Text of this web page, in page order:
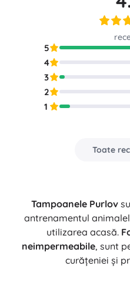
5
4
3
2
1
Toate
Tampoanele Purlov
antrenamentul
utilizarea acasă.
neimpermeabile, sunt
curățeniei și